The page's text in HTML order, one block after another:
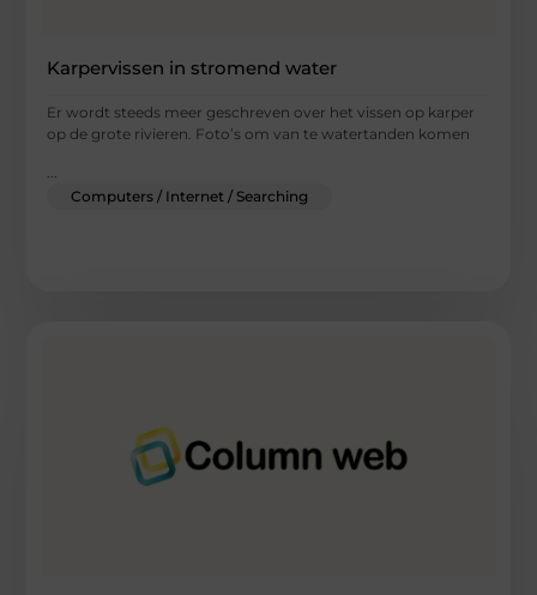
Karpervissen in stromend water
Er wordt steeds meer geschreven over het vissen op karper
op de grote rivieren. Foto’s om van te watertanden komen
...
Computers / Internet / Searching